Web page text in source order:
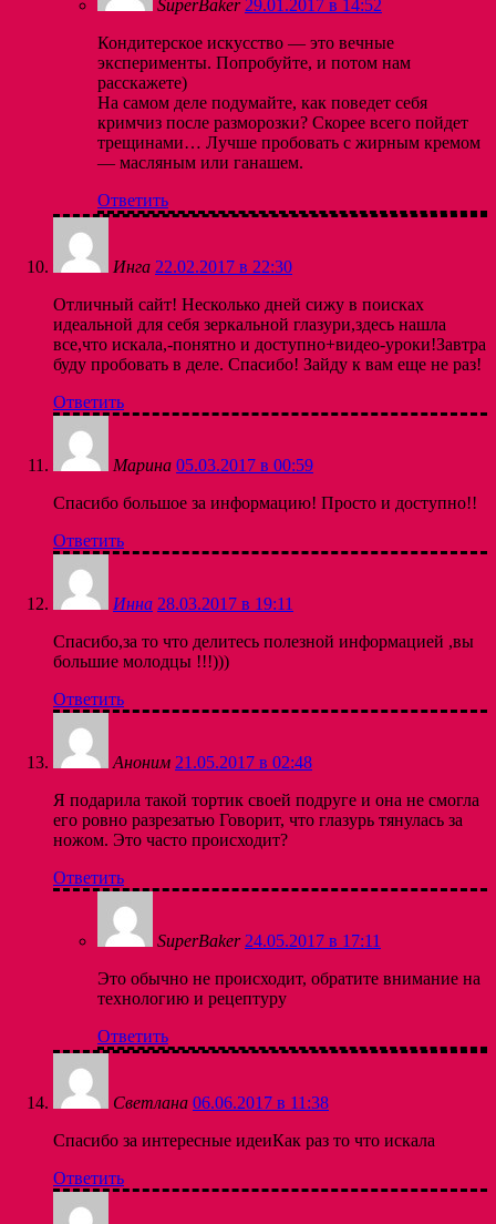
SuperBaker 29.01.2017 в 14:52
Кондитерское искусство — это вечные
эксперименты. Попробуйте, и потом нам
расскажете)
На самом деле подумайте, как поведет себя
кримчиз после разморозки? Скорее всего пойдет
трещинами… Лучше пробовать с жирным кремом
— масляным или ганашем.
Ответить
Инга 22.02.2017 в 22:30
Отличный сайт! Несколько дней сижу в поисках
идеальной для себя зеркальной глазури,здесь нашла
все,что искала,-понятно и доступно+видео-уроки!Завтра
буду пробовать в деле. Спасибо! Зайду к вам еще не раз!
Ответить
Марина 05.03.2017 в 00:59
Спасибо большое за информацию! Просто и доступно!!
Ответить
Инна 28.03.2017 в 19:11
Спасибо,за то что делитесь полезной информацией ,вы
большие молодцы !!!)))
Ответить
Аноним 21.05.2017 в 02:48
Я подарила такой тортик своей подруге и она не смогла
его ровно разрезатью Говорит, что глазурь тянулась за
ножом. Это часто происходит?
Ответить
SuperBaker 24.05.2017 в 17:11
Это обычно не происходит, обратите внимание на
технологию и рецептуру
Ответить
Светлана 06.06.2017 в 11:38
Спасибо за интересные идеиКак раз то что искала
Ответить